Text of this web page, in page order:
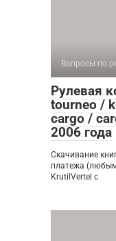
Вопросы по
Рулевая
tourneo /
cargo /
2006 года
Скачивание
платежа
KrutilVertel с